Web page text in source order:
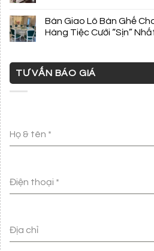
Bàn Giao Lô Bàn Ghế
Hàng Tiệc Cưới “Sịn”
TƯ VẤN BÁO GIÁ
Họ & tên *
Điện thoại *
Địa chỉ